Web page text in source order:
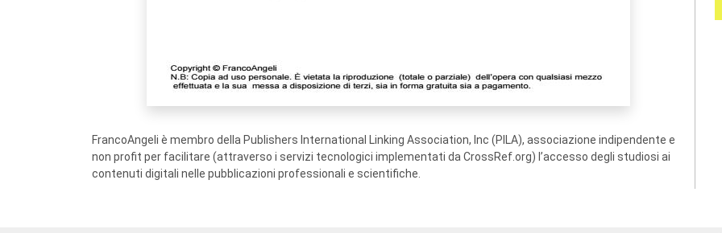
FrancoAngeli è membro della Publishers International Linking Association, Inc (PILA), associazione indipendente e
non profit per facilitare (attraverso i servizi tecnologici implementati da CrossRef.org) l’accesso degli studiosi ai
contenuti digitali nelle pubblicazioni professionali e scientifiche.